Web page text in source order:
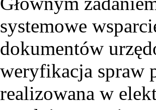
systemowe
dokumentów
weryfikacja spraw
realizowana w